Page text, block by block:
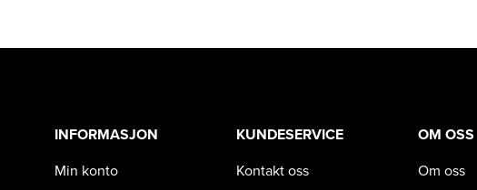
INFORMASJON
Min konto
KUNDESERVICE
Kontakt oss
OM OSS
Om oss